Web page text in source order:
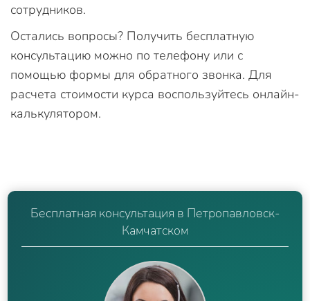
сотрудников.
Остались вопросы? Получить бесплатную
консультацию можно по телефону или с
помощью формы для обратного звонка. Для
расчета стоимости курса воспользуйтесь онлайн-
калькулятором.
Бесплатная консультация в Петропавловск-
Камчатском